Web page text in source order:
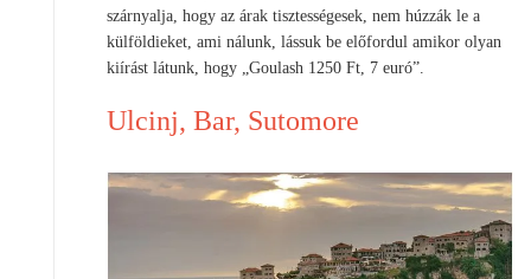
szárnyalja, hogy az árak tisztességesek, nem húzzák le a
külföldieket, ami nálunk, lássuk be előfordul amikor olyan
kiírást látunk, hogy „Goulash 1250 Ft, 7 euró”.
Ulcinj, Bar, Sutomore